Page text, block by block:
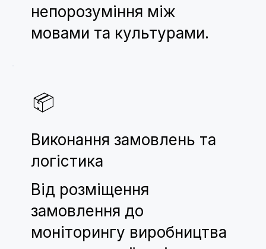
непорозуміння між
мовами та культурами.
📦
Виконання замовлень та
логістика
Від розміщення
замовлення до
моніторингу виробництва